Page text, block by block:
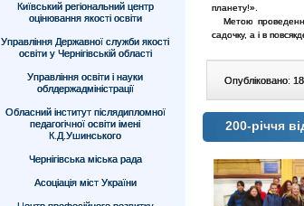
Київський регіональний центр
оцінювання якості освіти
Управління Державної служби якості
освіти у Чернігівській області
Управління освіти і науки
облдержадміністрації
Обласний інститут післядипломної
педагогічної освіти імені
К.Д.Ушинського
Чернігівська міська рада
Асоціація міст України
планету!».
Метою проведення
садочку, а і в
Опубліковано:
200-річчя